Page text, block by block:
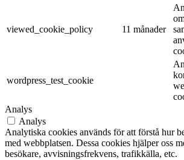
viewed_cookie_policy 11 månader
wordpress_test_cookie
Analys
Analys
Analytiska cookies används för att förstå hur
med webbplatsen. Dessa cookies hjälper oss
besökare, avvisningsfrekvens, trafikkälla, etc.